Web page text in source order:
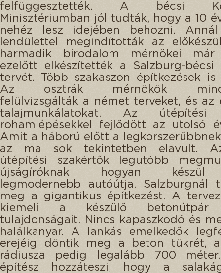
felfüggesztették. A bécsi
Minisztériumban jól tudták, hogy a 10
nehéz lesz idejében behozni.
lendülettel megindították az
harmadik birodalom mérnökei
ezelőtt elkészítették a Salzburg-bécsi
tervét. Több szakaszon építkezések
Az osztrák mérnökök
felülvizsgálták a német terveket, és az
talajmunkálatokat. Az útépítési
rohamlépésekkel fejlődött az utolsó
Amit a háború előtt a
az ma sok tekintetben elavult.
útépítési szakértők legutóbb
újságíróknak hogyan készül
legmodernebb autóútja. Salzburgnál
meg a gigantikus építkezést. A
kiemeli a készülő betonútpár
tulajdonságait. Nincs kapaszkodó és
halálkanyar. A lankás emelkedők
erejéig döntik meg a beton tükrét,
rádiusza pedig legalább 700
építész hozzáteszi, hogy a